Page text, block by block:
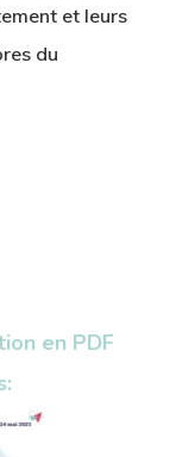
et leurs
du
en PDF